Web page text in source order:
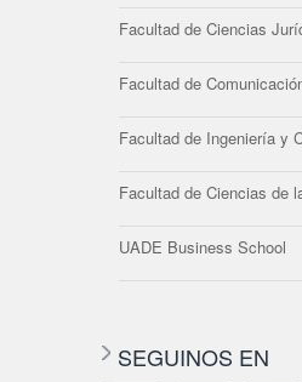
Facultad de Ciencias
Facultad de
Facultad de Ingeniería y
Facultad de Ciencias de
UADE Business School
SEGUINOS EN